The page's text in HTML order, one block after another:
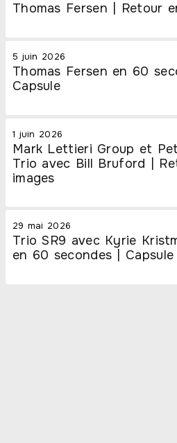
Thomas Fersen | Retour
5 juin 2026
Thomas Fersen en 60
Capsule
1 juin 2026
Mark Lettieri Group et
Trio avec Bill Bruford |
images
29 mai 2026
Trio SR9 avec Kyrie
en 60 secondes | Capsule